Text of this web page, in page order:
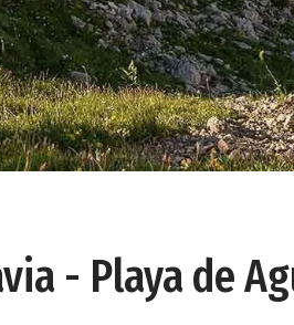
- Playa de